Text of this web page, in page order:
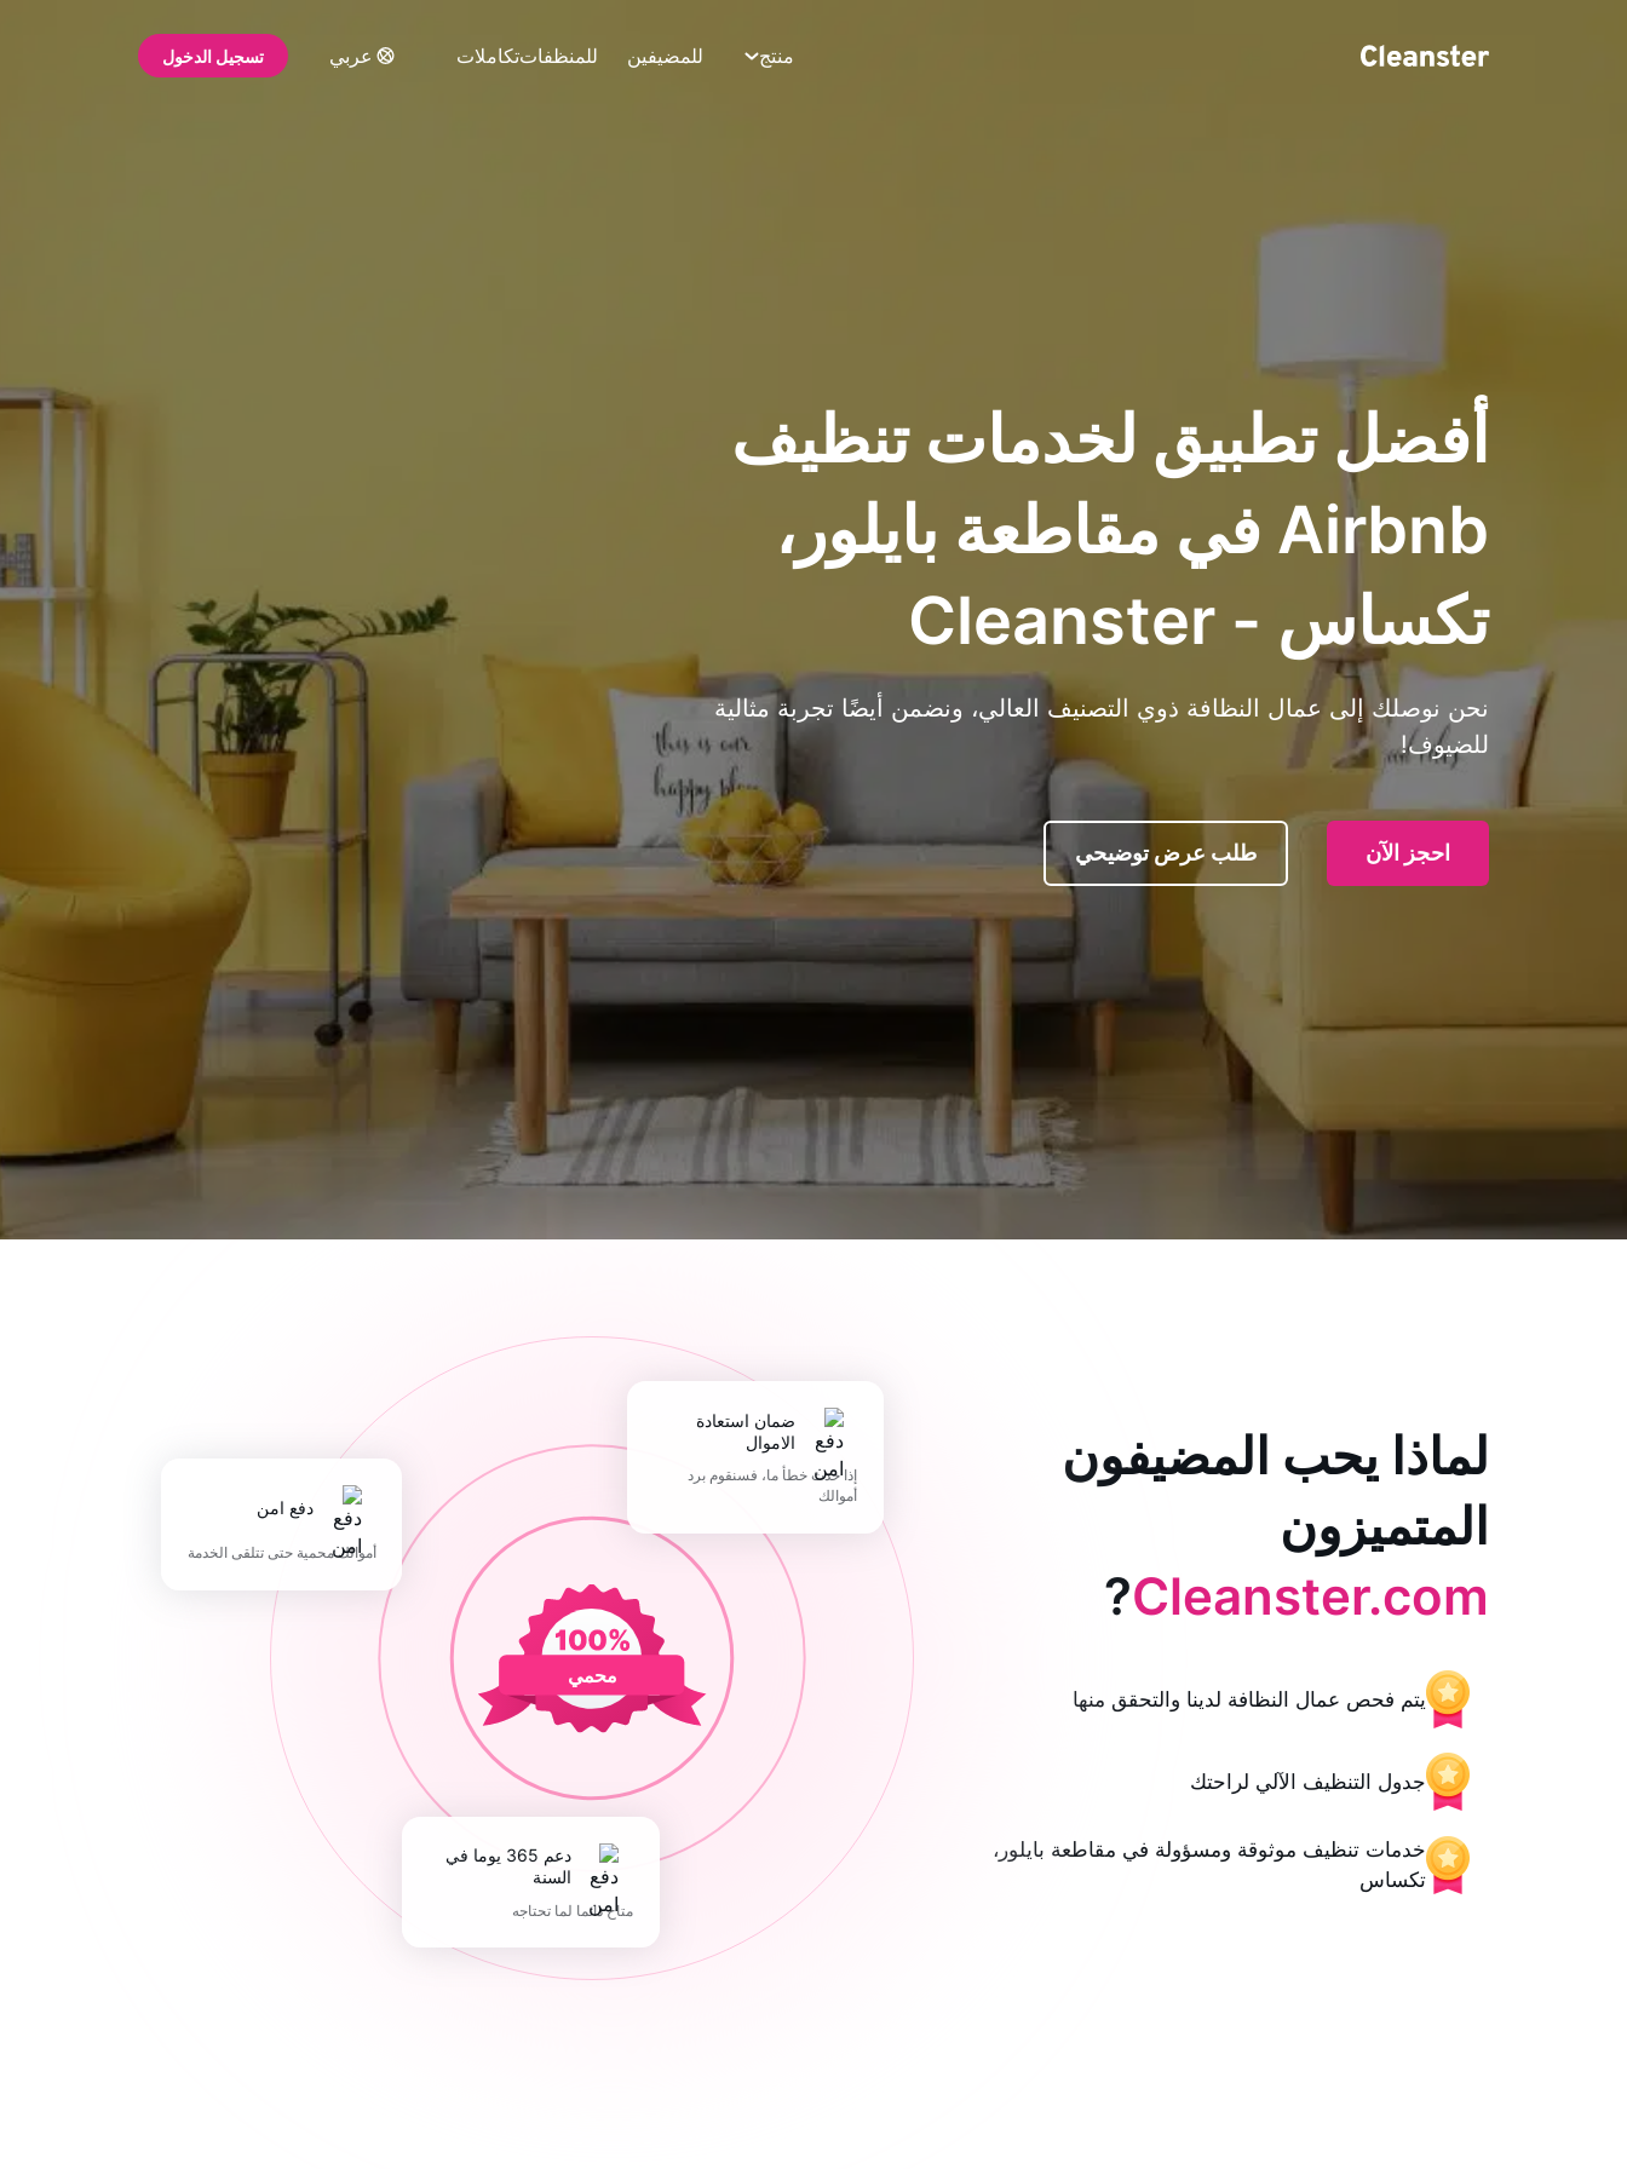
منتج للمضيفين للمنظفاتتكاملات عربي تسجيل الدخول
أفضل تطبيق لخدمات تنظيف
Airbnb في مقاطعة بايلور،
تكساس - Cleanster
نحن نوصلك إلى عمال النظافة ذوي التصنيف العالي، ونضمن أيضًا تجربة مثالية
للضيوف!
احجز الآن طلب عرض توضيحي
لماذا يحب المضيفون
المتميزون
Cleanster.com
?
يتم فحص عمال النظافة لدينا والتحقق منها
جدول التنظيف الآلي لراحتك
خدمات تنظيف موثوقة ومسؤولة في مقاطعة بايلور،
تكساس
محمي
دفع امن
أموالك محمية حتى تتلقى الخدمة
ضمان استعادة
الاموال
إذا حدث خطأ ما، فسنقوم برد
أموالك
دعم 365 يوما في
السنة
متاح دائما لما تحتاجه